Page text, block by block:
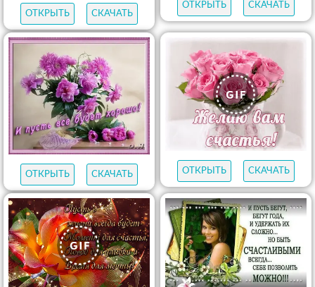
ОТКРЫТЬ СКАЧАТЬ
ОТКРЫТЬ СКАЧАТЬ
ОТКРЫТЬ СКАЧАТЬ ОТКРЫТЬ СКАЧАТЬ